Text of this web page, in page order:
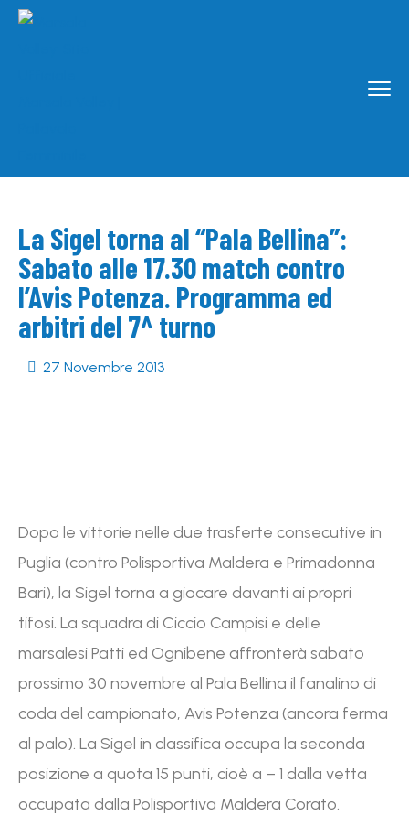
La Sigel torna al “Pala Bellina”:
Sabato alle 17.30 match contro
l’Avis Potenza. Programma ed
arbitri del 7^ turno
27 Novembre 2013
Dopo le vittorie nelle due trasferte consecutive in
Puglia (contro Polisportiva Maldera e Primadonna
Bari), la Sigel torna a giocare davanti ai propri
tifosi. La squadra di Ciccio Campisi e delle
marsalesi Patti ed Ognibene affronterà sabato
prossimo 30 novembre al Pala Bellina il fanalino di
coda del campionato, Avis Potenza (ancora ferma
al palo). La Sigel in classifica occupa la seconda
posizione a quota 15 punti, cioè a – 1 dalla vetta
occupata dalla Polisportiva Maldera Corato.